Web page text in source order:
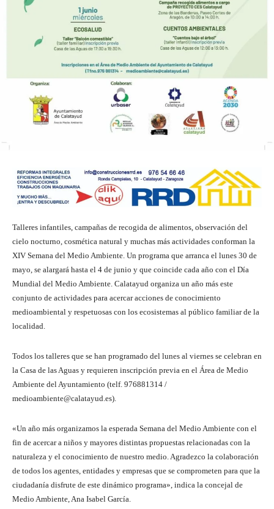
Talleres infantiles, campañas de recogida de alimentos, observación del
cielo nocturno, cosmética natural y muchas más actividades conforman la
XIV Semana del Medio Ambiente. Un programa que arranca el lunes 30 de
mayo, se alargará hasta el 4 de junio y que coincide cada año con el Día
Mundial del Medio Ambiente. Calatayud organiza un año más este
conjunto de actividades para acercar acciones de conocimiento
medioambiental y respetuosas con los ecosistemas al público familiar de la
localidad.
Todos los talleres que se han programado del lunes al viernes se celebran en
la Casa de las Aguas y requieren inscripción previa en el Área de Medio
Ambiente del Ayuntamiento (telf. 976881314 /
medioambiente@calatayud.es).
«Un año más organizamos la esperada Semana del Medio Ambiente con el
fin de acercar a niños y mayores distintas propuestas relacionadas con la
naturaleza y el conocimiento de nuestro medio. Agradezco la colaboración
de todos los agentes, entidades y empresas que se comprometen para que la
ciudadanía disfrute de este dinámico programa», indica la concejal de
Medio Ambiente, Ana Isabel García.